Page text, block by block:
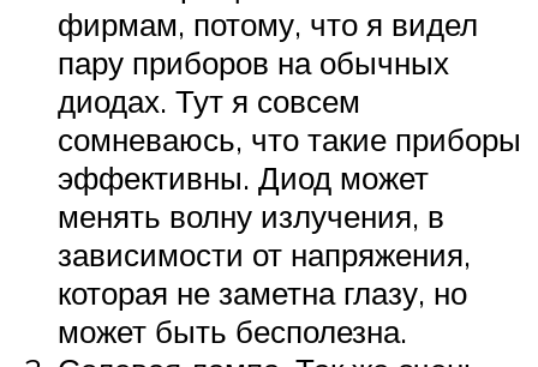
фирмам, потому, что я видел
пару приборов на обычных
диодах. Тут я совсем
сомневаюсь, что такие приборы
эффективны. Диод может
менять волну излучения, в
зависимости от напряжения,
которая не заметна глазу, но
может быть бесполезна.